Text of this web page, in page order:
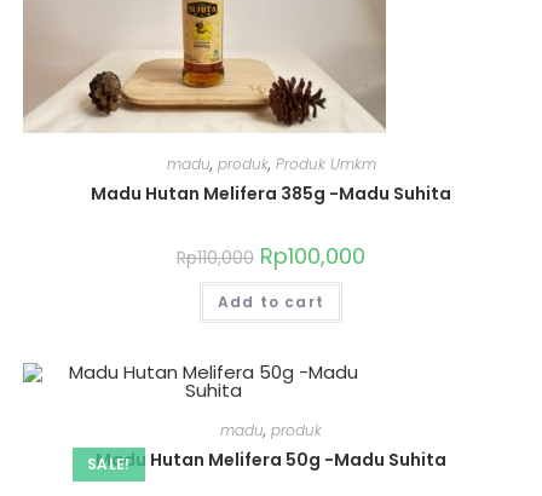
madu, produk, Produk Umkm
Madu Hutan Melifera 385g -Madu Suhita
Rp110,000 Rp100,000
Add to cart
SALE!
madu, produk
Madu Hutan Melifera 50g -Madu Suhita